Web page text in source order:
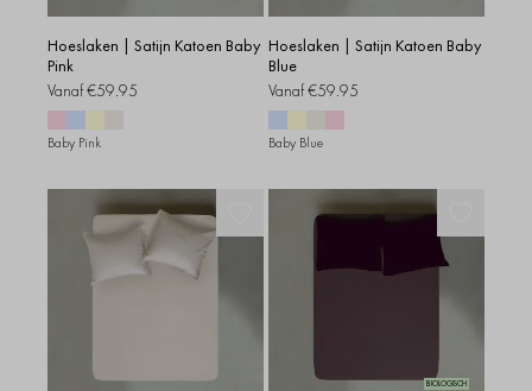
Hoeslaken | Satijn Katoen Baby
Pink
Vanaf€59.95
Baby Pink
Hoeslaken | Satijn Katoen Baby
Blue
Vanaf€59.95
Baby Blue
BIOLOGISCH